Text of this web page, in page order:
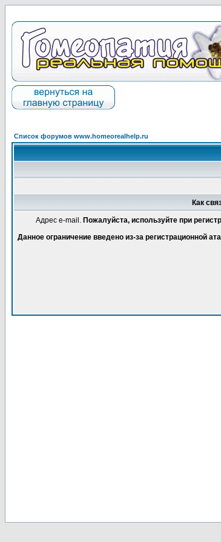
Список форумов www.homeorealhelp.ru
Как
Адрес e-mail. Пожалуйста, используйте при
Данное ограничение введено из-за регистрационной